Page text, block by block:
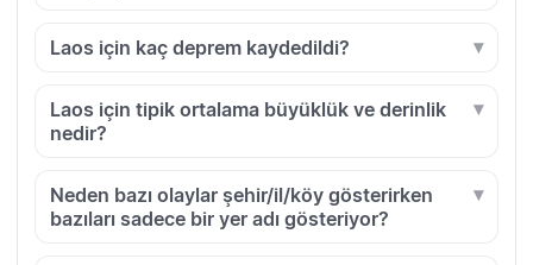
Laos için kaç deprem kaydedildi?
Laos için tipik ortalama büyüklük ve derinlik
nedir?
Neden bazı olaylar şehir/il/köy gösterirken
bazıları sadece bir yer adı gösteriyor?